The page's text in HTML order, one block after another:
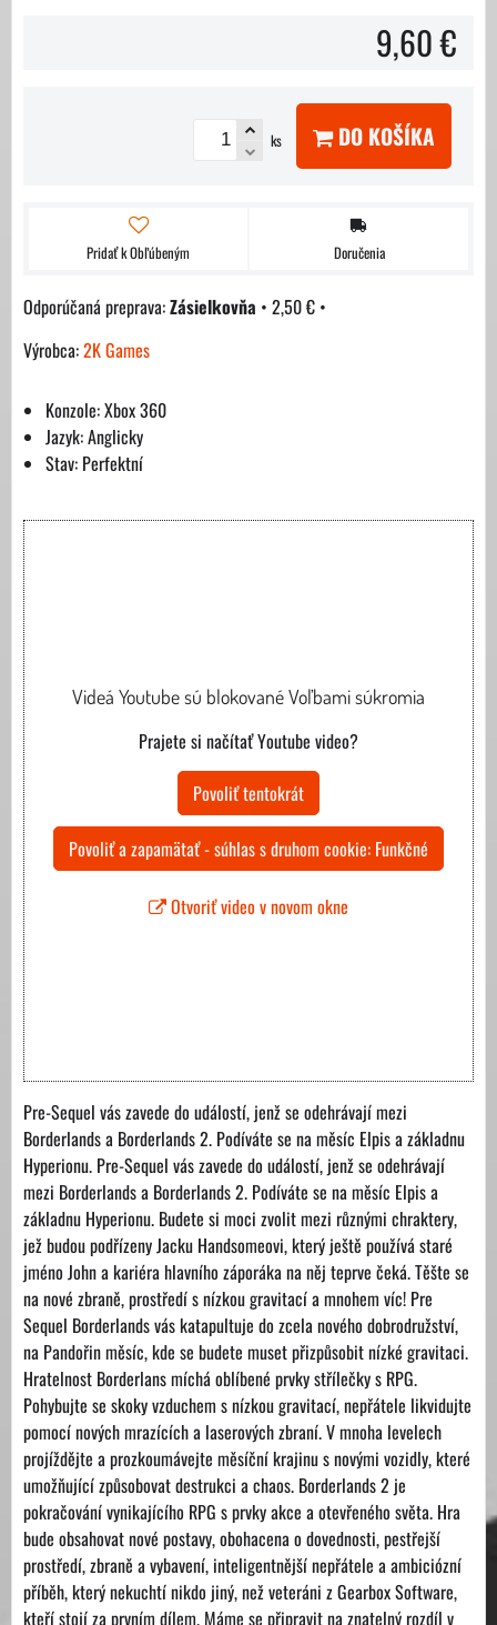
9,60 €
ks DO KOŠÍKA
Pridať k Obľúbeným Doručenia
Zásielkovňa • 2,50 € •
Výrobca:2K Games
Konzole: Xbox 360
Jazyk: Anglicky
Stav: Perfektní
Videá Youtube sú blokované Voľbami súkromia
Prajete si načítať Youtube video?
Povoliť tentokrát
Povoliť a zapamätať - súhlas s druhom cookie: Funkčné
Otvoriť video v novom okne
Pre-Sequel vás zavede do událostí, jenž se odehrávají mezi
Borderlands a Borderlands 2. Podíváte se na měsíc Elpis a základnu
Hyperionu. Pre-Sequel vás zavede do událostí, jenž se odehrávají
mezi Borderlands a Borderlands 2. Podíváte se na měsíc Elpis a
základnu Hyperionu. Budete si moci zvolit mezi různými chraktery,
jež budou podřízeny Jacku Handsomeovi, který ještě používá staré
jméno John a kariéra hlavního záporáka na něj teprve čeká. Těšte se
na nové zbraně, prostředí s nízkou gravitací a mnohem víc! Pre
Sequel Borderlands vás katapultuje do zcela nového dobrodružství,
na Pandořin měsíc, kde se budete muset přizpůsobit nízké gravitaci.
Hratelnost Borderlans míchá oblíbené prvky střílečky s RPG.
Pohybujte se skoky vzduchem s nízkou gravitací, nepřátele likvidujte
pomocí nových mrazících a laserových zbraní. V mnoha levelech
projíždějte a prozkoumávejte měsíční krajinu s novými vozidly, které
umožňující způsobovat destrukci a chaos. Borderlands 2 je
pokračování vynikajícího RPG s prvky akce a otevřeného světa. Hra
bude obsahovat nové postavy, obohacena o dovednosti, pestřejší
prostředí, zbraně a vybavení, inteligentnější nepřátele a ambiciózní
příběh, který nekuchtí nikdo jiný, než veteráni z Gearbox Software,
kteří stojí za prvním dílem. Máme se připravit na znatelný rozdíl v